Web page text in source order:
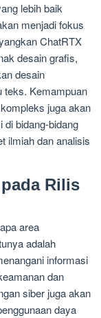
lebih baik
menjadi fokus
ChatRTX
desain grafis,
desain
teks. Kemampuan
juga akan
bidang-bidang
ilmiah dan analisis
Rilis
area
adalah
informasi
dan
siber juga akan
daya